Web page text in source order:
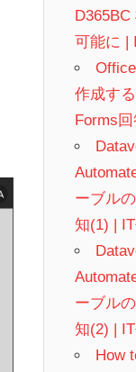
可能に |
作成する
Forms
ーブル
知(1) |
ーブル
知(2) |
How